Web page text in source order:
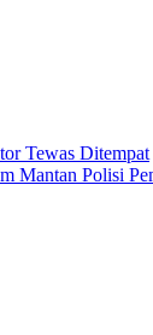
Tewas Ditempat
Mantan Polisi